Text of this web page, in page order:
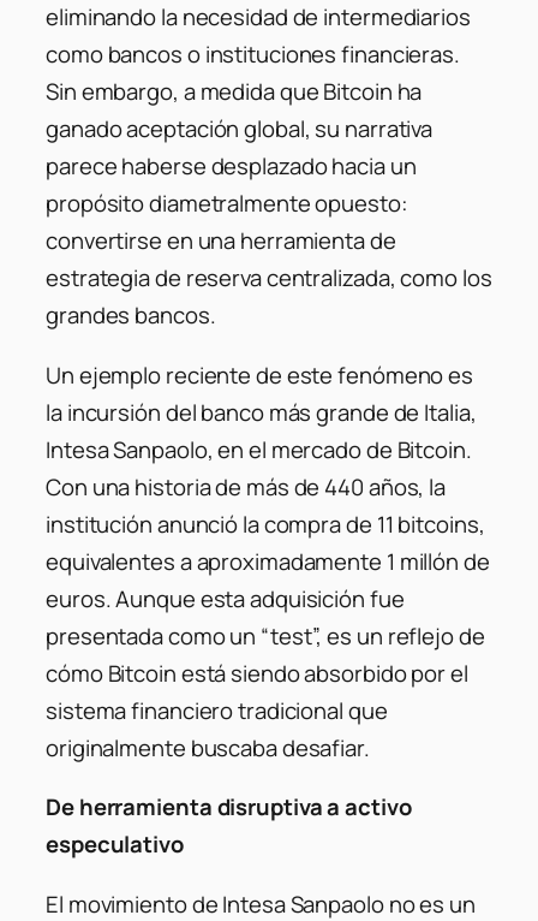
eliminando la necesidad de intermediarios
como bancos o instituciones financieras.
Sin embargo, a medida que Bitcoin ha
ganado aceptación global, su narrativa
parece haberse desplazado hacia un
propósito diametralmente opuesto:
convertirse en una herramienta de
estrategia de reserva centralizada, como los
grandes bancos.
Un ejemplo reciente de este fenómeno es
la incursión del banco más grande de Italia,
Intesa Sanpaolo, en el mercado de Bitcoin.
Con una historia de más de 440 años, la
institución anunció la compra de 11 bitcoins,
equivalentes a aproximadamente 1 millón de
euros. Aunque esta adquisición fue
presentada como un “test”, es un reflejo de
cómo Bitcoin está siendo absorbido por el
sistema financiero tradicional que
originalmente buscaba desafiar.
De herramienta disruptiva a activo
especulativo
El movimiento de Intesa Sanpaolo no es un